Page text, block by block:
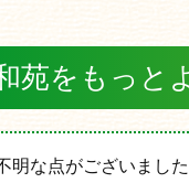
苑をもっと
明な点がございまし